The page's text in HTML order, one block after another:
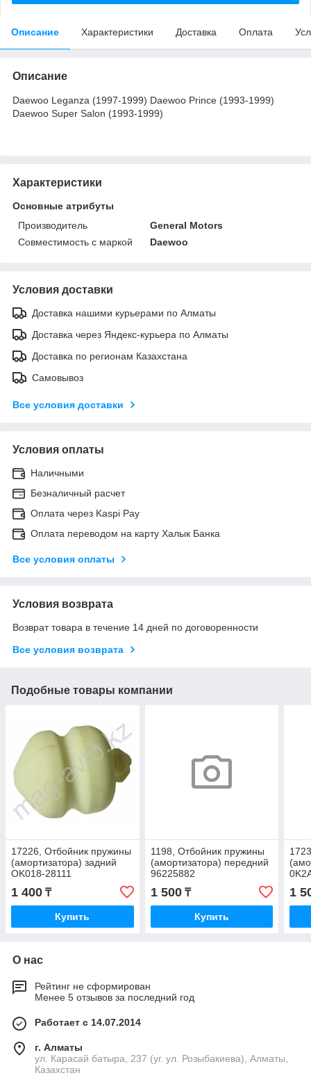
Описание Характеристики Доставка Оплата
Описание
Daewoo Leganza (1997-1999) Daewoo Prince (1993-1999)
Daewoo Super Salon (1993-1999)
Характеристики
Основные атрибуты
Производитель
General Motors
Совместимость с маркой
Daewoo
Условия доставки
Доставка нашими курьерами по Алматы
Доставка через Яндекс-курьера по Алматы
Доставка по регионам Казахстана
Самовывоз
Все условия доставки
Условия оплаты
Наличными
Безналичный расчет
Оплата через Kaspi Pay
Оплата переводом на карту Халык Банка
Все условия оплаты
Условия возврата
Возврат товара в течение 14 дней по договоренности
Все условия возврата
Подобные товары компании
17226, Отбойник пружины
(амортизатора) задний
OK018-28111
1 400 ₸
Купить
1198, Отбойник пружины
(амортизатора) передний
96225882
1 500₸
Купить
1
О нас
Рейтинг не сформирован
Менее 5 отзывов за последний год
Работает с 14.07.2014
г. Алматы
ул. Карасай батыра, 237 (уг. ул. Розыбакиева), Алматы,
Казахстан